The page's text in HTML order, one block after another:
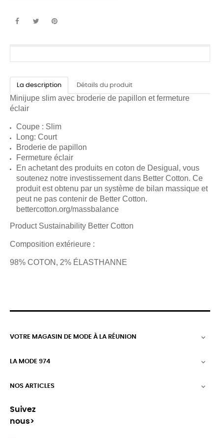
La description Détails du produit
Minijupe slim avec broderie de papillon et fermeture
éclair
Coupe : Slim
Long: Court
Broderie de papillon
Fermeture éclair
En achetant des produits en coton de Desigual, vous
soutenez notre investissement dans Better Cotton. Ce
produit est obtenu par un système de bilan massique et
peut ne pas contenir de Better Cotton.
bettercotton.org/massbalance
Product Sustainability Better Cotton
Composition extérieure :
98% COTON, 2% ÉLASTHANNE
VOTRE MAGASIN DE MODE À LA RÉUNION 
LA MODE 974 
NOS ARTICLES 
Suivez
nous>